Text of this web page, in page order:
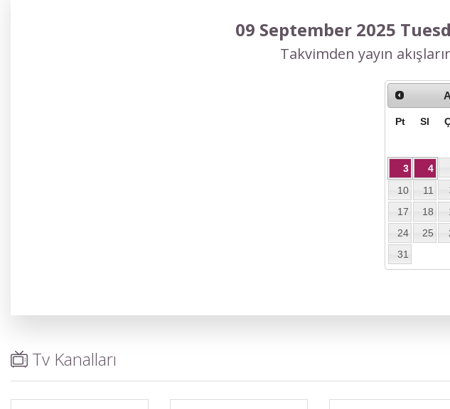
09 September 2025
Takvimden yayın
Pt Sl
3
4
10
11
17
18
24
25
31
Tv Kanalları